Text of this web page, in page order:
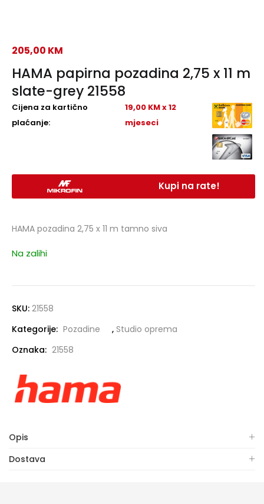
HAMA papirna pozadina 2,75 x 11 m
slate-grey 21558
205,00 KM
Cijena za kartično
plaćanje:
19,00 KM x 12
mjeseci
Kupi na rate!
HAMA pozadina 2,75 x 11 m tamno siva
Na zalihi
SKU: 21558
Kategorije: Pozadine , Studio oprema
Oznaka: 21558
Opis
Dostava